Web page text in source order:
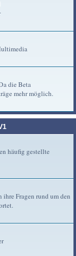
die Beta
mehr möglich.
häufig gestellte
Fragen rund um den